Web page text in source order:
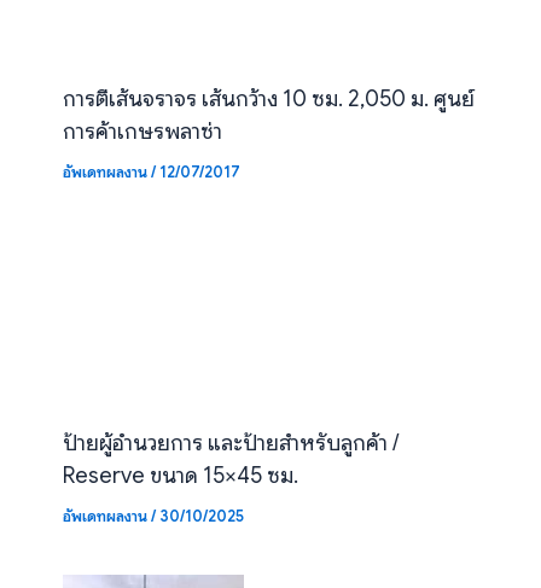
การตีเส้นจราจร เส้นกว้าง 10 ซม. 2,050 ม. ศูนย์
การค้าเกษรพลาซ่า
อัพเดทผลงาน/12/07/2017
ป้ายผู้อำนวยการ และป้ายสำหรับลูกค้า /
Reserve ขนาด 15×45 ซม.
อัพเดทผลงาน/30/10/2025